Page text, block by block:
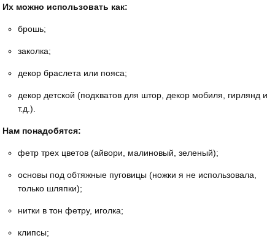
Их можно использовать как:
брошь;
заколка;
декор браслета или пояса;
декор детской (подхватов для штор, декор мобиля, гирлянд и
т.д.).
Нам понадобятся:
фетр трех цветов (айвори, малиновый, зеленый);
основы под обтяжные пуговицы (ножки я не использовала,
только шляпки);
нитки в тон фетру, иголка;
клипсы;